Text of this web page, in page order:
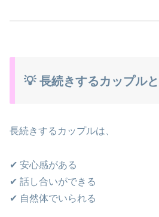
💡 長続きするカップル
長続きするカップルは、
✔ 安心感がある
✔ 話し合いができる
✔ 自然体でいられる